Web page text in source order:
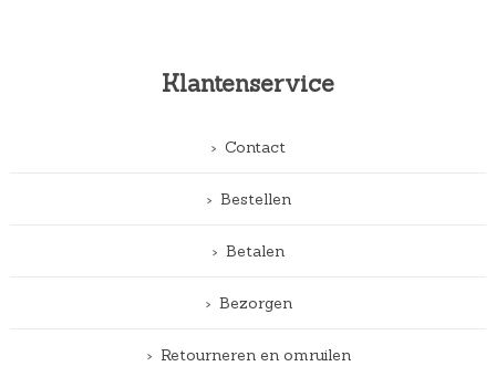
Klantenservice
Contact
Bestellen
Betalen
Bezorgen
Retourneren en omruilen